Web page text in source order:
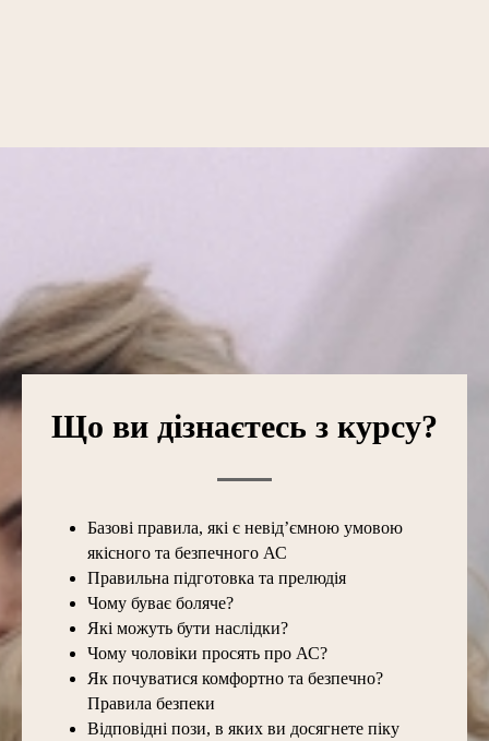
Що ви дізнаєтесь з курсу?
Базові правила, які є невід’ємною умовою
якісного та безпечного АС
Правильна підготовка та прелюдія
Чому буває боляче?
Які можуть бути наслідки?
Чому чоловіки просять про АС?
Як почуватися комфортно та безпечно?
Правила безпеки
Відповідні пози, в яких ви досягнете піку